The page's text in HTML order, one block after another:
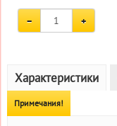
Характеристики
Примечания!